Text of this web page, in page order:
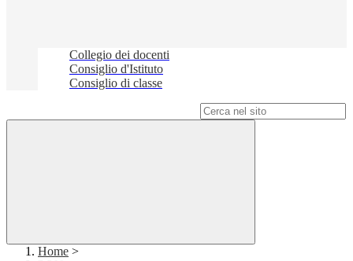
Collegio dei docenti
Consiglio d'Istituto
Consiglio di classe
Home >